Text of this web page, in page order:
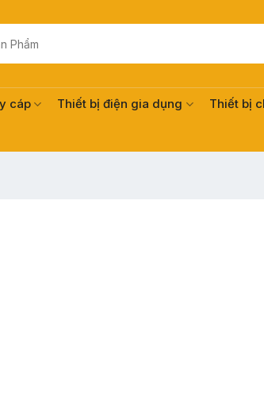
cáp Thiết bị điện gia dụng Thiết bị